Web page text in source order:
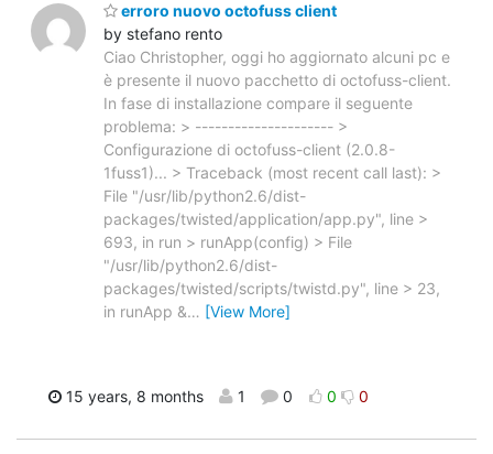
erroro nuovo octofuss client
by stefano rento
Ciao Christopher, oggi ho aggiornato alcuni pc e
è presente il nuovo pacchetto di octofuss-client.
In fase di installazione compare il seguente
problema: > --------------------- >
Configurazione di octofuss-client (2.0.8-
1fuss1)... > Traceback (most recent call last): >
File "/usr/lib/python2.6/dist-
packages/twisted/application/app.py", line >
693, in run > runApp(config) > File
"/usr/lib/python2.6/dist-
packages/twisted/scripts/twistd.py", line > 23,
in runApp &… [View More]
15 years, 8 months 1 0 0 0